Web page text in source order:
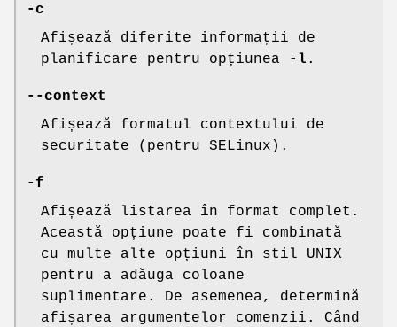
-c
Afișează diferite informații de
planificare pentru opțiunea
-l .
--context
Afișează formatul contextului de
securitate (pentru SELinux).
-f
Afișează listarea în format complet.
Această opțiune poate fi combinată
cu multe alte opțiuni în stil UNIX
pentru a adăuga coloane
suplimentare. De asemenea, determină
afișarea argumentelor comenzii. Când